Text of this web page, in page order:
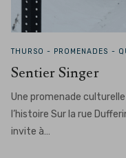
THURSO - PROMENADES -
Sentier Singer
Une promenade
l’histoire Sur la rue
invite à…